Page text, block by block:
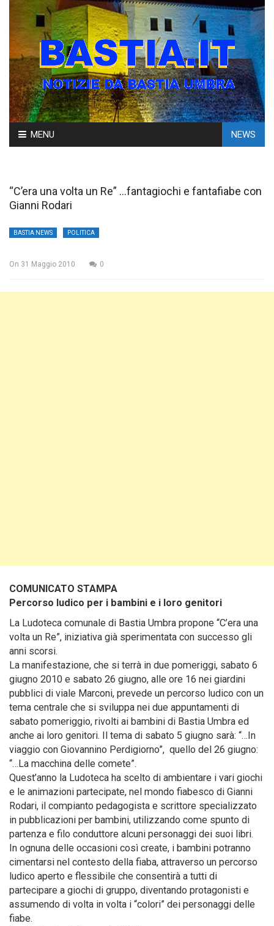
Skip
to
MENU NEWS
“C’era una volta un Re” …fantagiochi e fantafiabe con
Gianni Rodari
BASTIA NEWS POLITICA
On 31 Maggio 2010 0
COMUNICATO STAMPA
Percorso ludico per i bambini e i loro genitori
La Ludoteca comunale di Bastia Umbra propone “C’era una
volta un Re”, iniziativa già sperimentata con successo gli
anni scorsi.
La manifestazione, che si terrà in due pomeriggi, sabato 6
giugno 2010 e sabato 26 giugno, alle ore 16 nei giardini
pubblici di viale Marconi, prevede un percorso ludico con un
tema centrale che si sviluppa nei due appuntamenti di
sabato pomeriggio, rivolti ai bambini di Bastia Umbra ed
anche ai loro genitori. Il tema di sabato 5 giugno sarà: “…In
viaggio con Giovannino Perdigiorno”, quello del 26 giugno:
“…La macchina delle comete”.
Quest’anno la Ludoteca ha scelto di ambientare i vari giochi
e le animazioni partecipate, nel mondo fiabesco di Gianni
Rodari, il compianto pedagogista e scrittore specializzato
in pubblicazioni per bambini, utilizzando come spunto di
partenza e filo conduttore alcuni personaggi dei suoi libri.
In ognuna delle occasioni così create, i bambini potranno
cimentarsi nel contesto della fiaba, attraverso un percorso
ludico aperto e flessibile che consentirà a tutti di
partecipare a giochi di gruppo, diventando protagonisti e
assumendo di volta in volta i “colori” dei personaggi delle
fiabe.